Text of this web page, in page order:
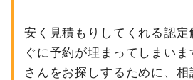
安く見積もりしてくれる認
ぐに予約が埋まってしまい
さんをお探しするために、